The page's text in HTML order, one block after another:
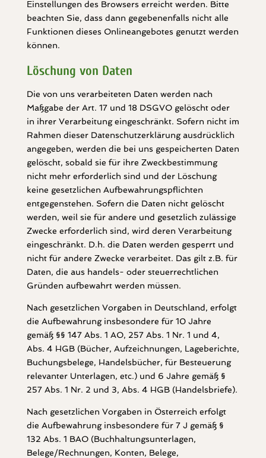
Einstellungen des Browsers erreicht werden. Bitte
beachten Sie, dass dann gegebenenfalls nicht alle
Funktionen dieses Onlineangebotes genutzt werden
können.
Löschung von Daten
Die von uns verarbeiteten Daten werden nach
Maßgabe der Art. 17 und 18 DSGVO gelöscht oder
in ihrer Verarbeitung eingeschränkt. Sofern nicht im
Rahmen dieser Datenschutzerklärung ausdrücklich
angegeben, werden die bei uns gespeicherten Daten
gelöscht, sobald sie für ihre Zweckbestimmung
nicht mehr erforderlich sind und der Löschung
keine gesetzlichen Aufbewahrungspflichten
entgegenstehen. Sofern die Daten nicht gelöscht
werden, weil sie für andere und gesetzlich zulässige
Zwecke erforderlich sind, wird deren Verarbeitung
eingeschränkt. D.h. die Daten werden gesperrt und
nicht für andere Zwecke verarbeitet. Das gilt z.B. für
Daten, die aus handels- oder steuerrechtlichen
Gründen aufbewahrt werden müssen.
Nach gesetzlichen Vorgaben in Deutschland, erfolgt
die Aufbewahrung insbesondere für 10 Jahre
gemäß §§ 147 Abs. 1 AO, 257 Abs. 1 Nr. 1 und 4,
Abs. 4 HGB (Bücher, Aufzeichnungen, Lageberichte,
Buchungsbelege, Handelsbücher, für Besteuerung
relevanter Unterlagen, etc.) und 6 Jahre gemäß §
257 Abs. 1 Nr. 2 und 3, Abs. 4 HGB (Handelsbriefe).
Nach gesetzlichen Vorgaben in Österreich erfolgt
die Aufbewahrung insbesondere für 7 J gemäß §
132 Abs. 1 BAO (Buchhaltungsunterlagen,
Belege/Rechnungen, Konten, Belege,